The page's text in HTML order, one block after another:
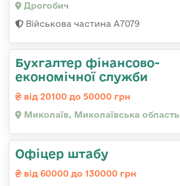
Дрогобич
Військова частина А7079
Бухгалтер фінансово-
економічної служби
від 20100 до 50000 грн
Миколаїв, Миколаївська область
Офіцер штабу
від 60000 до 130000 грн